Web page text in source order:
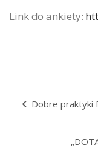
Link do ankiety:
Dobre praktyki